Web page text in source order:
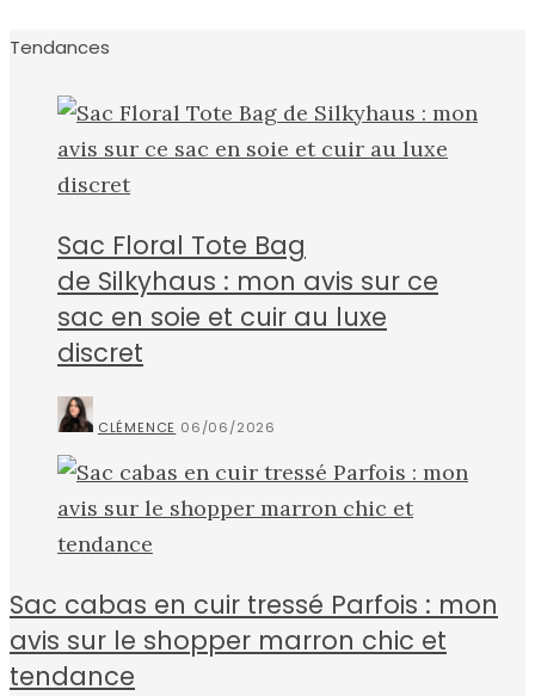
Tendances
Sac Floral Tote Bag
de Silkyhaus : mon avis sur ce
sac en soie et cuir au luxe
discret
CLÉMENCE 06/06/2026
Sac cabas en cuir tressé Parfois : mon
avis sur le shopper marron chic et
tendance